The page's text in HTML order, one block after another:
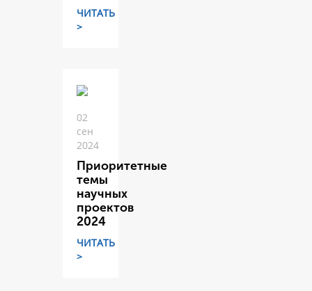
ЧИТАТЬ
>
02
сен
2024
Приоритетные
темы
научных
проектов
2024
ЧИТАТЬ
>